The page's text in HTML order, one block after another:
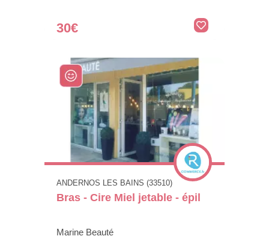
30€
ANDERNOS LES BAINS (33510)
Bras - Cire Miel jetable - épil
Marine Beauté